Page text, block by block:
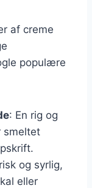
af creme
populære
: En rig og
smeltet
og syrlig,
eller